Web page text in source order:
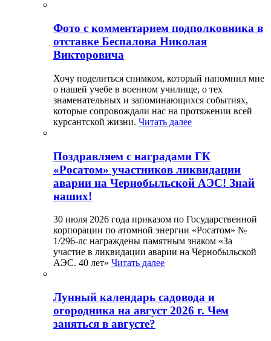
Фото с комментарием подполковника в
отставке Беспалова Николая
Викторовича
Хочу поделиться снимком, который напомнил мне
о нашей учебе в военном училище, о тех
знаменательных и запоминающихся событиях,
которые сопровождали нас на протяжении всей
курсантской жизни. Читать далее
Поздравляем с наградами ГК
«Росатом» участников ликвидации
аварии на Чернобыльской АЭС! Знай
наших!
30 июля 2026 года приказом по Государственной
корпорации по атомной энергии «Росатом» №
1/296-лс награждены памятным знаком «За
участие в ликвидации аварии на Чернобыльской
АЭС. 40 лет» Читать далее
Лунный календарь садовода и
огородника на август 2026 г. Чем
заняться в августе?